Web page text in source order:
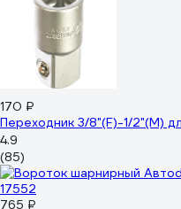
170 ₽
Переходник 3/8"(F)-1/2"(M)
4.9
(85)
765 ₽